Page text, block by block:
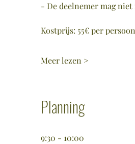
- De deelnemer mag niet
Kostprijs: 55€ per persoon
Meer lezen >
Planning
9:30 - 10:00